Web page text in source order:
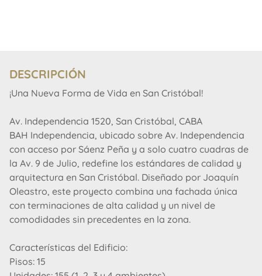
DESCRIPCIÓN
¡Una Nueva Forma de Vida en San Cristóbal!
Av. Independencia 1520, San Cristóbal, CABA
BAH Independencia, ubicado sobre Av. Independencia
con acceso por Sáenz Peña y a solo cuatro cuadras de
la Av. 9 de Julio, redefine los estándares de calidad y
arquitectura en San Cristóbal. Diseñado por Joaquín
Oleastro, este proyecto combina una fachada única
con terminaciones de alta calidad y un nivel de
comodidades sin precedentes en la zona.
Características del Edificio:
Pisos: 15